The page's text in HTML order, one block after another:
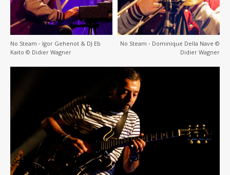
No Steam ‐ Igor Gehenot & DJ Eb
Kaito © Didier Wagner
No Steam ‐ Dominique Della Nave ©
Didier Wagner